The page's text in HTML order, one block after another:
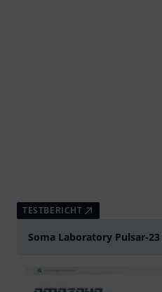
TESTBERICHT
Soma Laboratory Pulsar-23